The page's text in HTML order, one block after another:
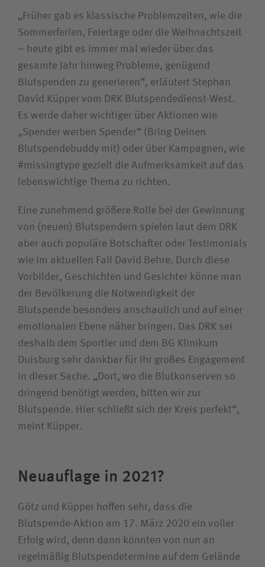
„Früher gab es klassische Problemzeiten, wie die
Sommerferien, Feiertage oder die Weihnachtszeit
– heute gibt es immer mal wieder über das
gesamte Jahr hinweg Probleme, genügend
Blutspenden zu generieren“, erläutert Stephan
David Küpper vom DRK Blutspendedienst-West.
Es werde daher wichtiger über Aktionen wie
„Spender werben Spender“ (Bring Deinen
Blutspendebuddy mit) oder über Kampagnen, wie
#missingtype gezielt die Aufmerksamkeit auf das
lebenswichtige Thema zu richten.
Eine zunehmend größere Rolle bei der Gewinnung
von (neuen) Blutspendern spielen laut dem DRK
aber auch populäre Botschafter oder Testimonials
wie im aktuellen Fall David Behre. Durch diese
Vorbilder, Geschichten und Gesichter könne man
der Bevölkerung die Notwendigkeit der
Blutspende besonders anschaulich und auf einer
emotionalen Ebene näher bringen. Das DRK sei
deshalb dem Sportler und dem BG Klinikum
Duisburg sehr dankbar für ihr großes Engagement
in dieser Sache. „Dort, wo die Blutkonserven so
dringend benötigt werden, bitten wir zur
Blutspende. Hier schließt sich der Kreis perfekt“,
meint Küpper.
Neuauflage in 2021?
Götz und Küpper hoffen sehr, dass die
Blutspende-Aktion am 17. März 2020 ein voller
Erfolg wird, denn dann könnten von nun an
regelmäßig Blutspendetermine auf dem Gelände